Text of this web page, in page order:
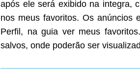
após ele será exibido na integra,
nos meus favoritos. Os
Perfil, na guia ver meus
salvos, onde poderão ser